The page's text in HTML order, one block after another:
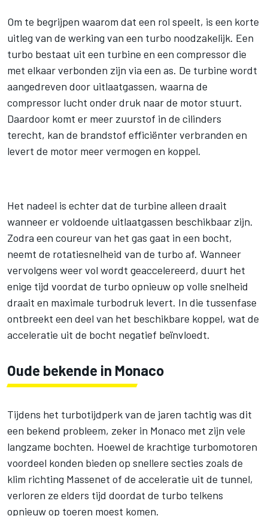
Om te begrijpen waarom dat een rol speelt, is een korte
uitleg van de werking van een turbo noodzakelijk. Een
turbo bestaat uit een turbine en een compressor die
met elkaar verbonden zijn via een as. De turbine wordt
aangedreven door uitlaatgassen, waarna de
compressor lucht onder druk naar de motor stuurt.
Daardoor komt er meer zuurstof in de cilinders
terecht, kan de brandstof efficiënter verbranden en
levert de motor meer vermogen en koppel.
Het nadeel is echter dat de turbine alleen draait
wanneer er voldoende uitlaatgassen beschikbaar zijn.
Zodra een coureur van het gas gaat in een bocht,
neemt de rotatiesnelheid van de turbo af. Wanneer
vervolgens weer vol wordt geaccelereerd, duurt het
enige tijd voordat de turbo opnieuw op volle snelheid
draait en maximale turbodruk levert. In die tussenfase
ontbreekt een deel van het beschikbare koppel, wat de
acceleratie uit de bocht negatief beïnvloedt.
Oude bekende in Monaco
Tijdens het turbotijdperk van de jaren tachtig was dit
een bekend probleem, zeker in Monaco met zijn vele
langzame bochten. Hoewel de krachtige turbomotoren
voordeel konden bieden op snellere secties zoals de
klim richting Massenet of de acceleratie uit de tunnel,
verloren ze elders tijd doordat de turbo telkens
opnieuw op toeren moest komen.